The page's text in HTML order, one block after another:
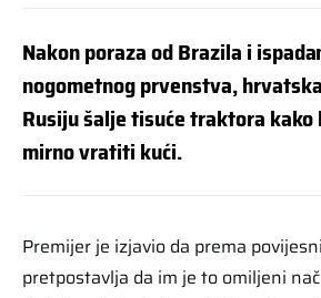
Nakon poraza od Brazila i
nogometnog prvenstva,
Rusiju šalje tisuće traktora kako
mirno vratiti kući.
Premijer je izjavio da prema
pretpostavlja da im je to omiljeni